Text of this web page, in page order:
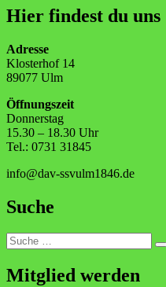
Hier findest du uns
Adresse
Klosterhof 14
89077 Ulm
Öffnungszeit
Donnerstag
15.30 – 18.30 Uhr
Tel.: 0731 31845
info@dav-ssvulm1846.de
Suche
Suche
nach:
Mitglied werden